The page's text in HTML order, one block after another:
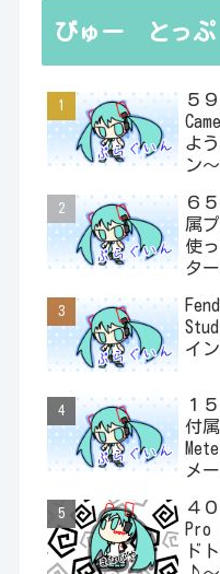
びゅー とっ
５
よ
ン
６
属
使
タ
イ
１
付
メ
４
Pro
ド